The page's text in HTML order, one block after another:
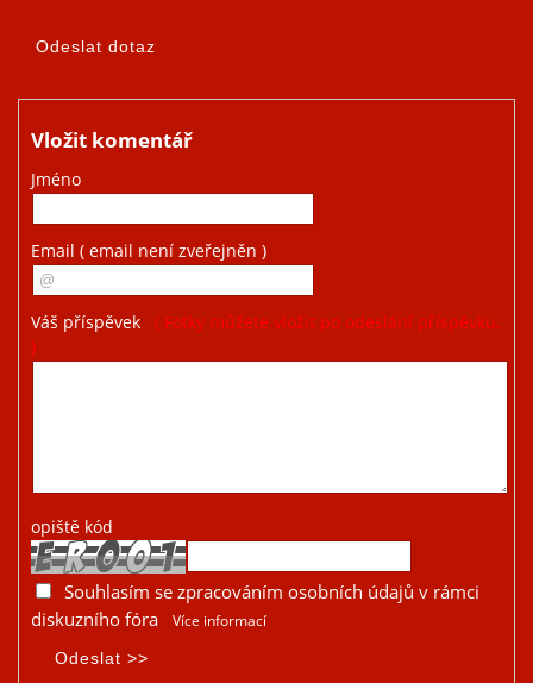
Vložit komentář
Jméno
Email ( email není zveřejněn )
Váš příspěvek
( Fotky můžete vložit po odeslání příspěvku.
)
opiště kód
Souhlasím se zpracováním osobních údajů v rámci
diskuzního fóra
Více informací